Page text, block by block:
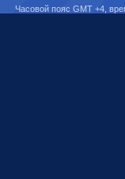
Часовой пояс GMT +4,